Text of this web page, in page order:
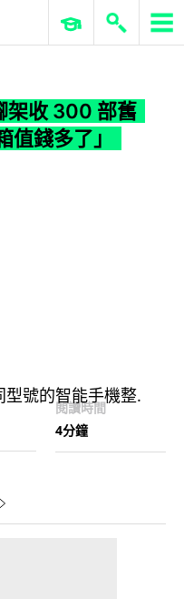
ERP 與商業 AI
架收 300 部舊
錢多了」
閱讀時間
4分鐘